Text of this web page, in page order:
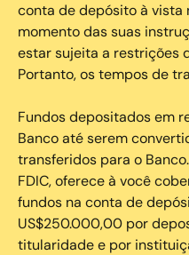
conta de depósito à vista
momento das suas
estar sujeita a restrições
Portanto, os tempos de
Fundos depositados em
Banco até serem
transferidos para o
FDIC, oferece à você
fundos na conta de
US$250.000,00 por
titularidade e por